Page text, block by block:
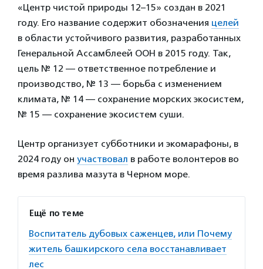
«Центр чистой природы 12–15» создан в 2021
году. Его название содержит обозначения целей
в области устойчивого развития, разработанных
Генеральной Ассамблеей ООН в 2015 году. Так,
цель № 12 — ответственное потребление и
производство, № 13 — борьба с изменением
климата, № 14 — сохранение морских экосистем,
№ 15 — сохранение экосистем суши.
Центр организует субботники и экомарафоны, в
2024 году он участвовал в работе волонтеров во
время разлива мазута в Черном море.
Ещё по теме
Воспитатель дубовых саженцев, или Почему
житель башкирского села восстанавливает
лес